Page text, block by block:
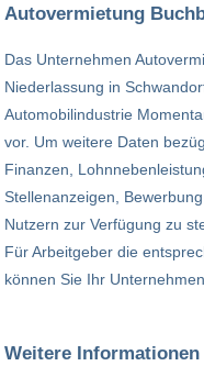
Autovermietung
Das Unternehmen
Niederlassung in
Automobilindustrie
vor. Um weitere Daten
Finanzen,
Stellenanzeigen,
Nutzern zur Verfügung zu
Für Arbeitgeber die
können Sie Ihr
Weitere